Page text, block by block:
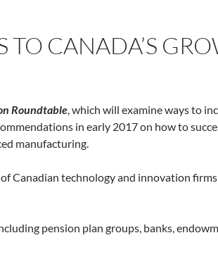
CANADA’S
Roundtable, which will examine ways to
in early 2017 on how to
manufacturing.
Canadian technology and innovation
pension plan groups, banks,